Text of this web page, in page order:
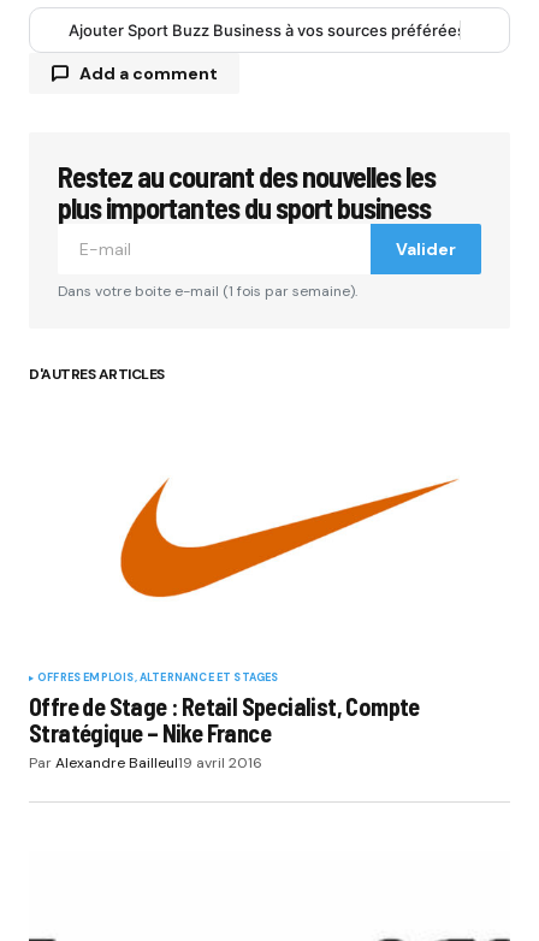
Ajouter Sport Buzz Business à vos sources préférées
Add a comment
Votre adresse e-mail ne sera pas publiée.Les
champs obligatoires sont indiqués avec*
Your E-mail
Submit Comment
Restez au courant des nouvelles les
plus importantes du sport business
Valider
Dans votre boite e-mail (1 fois par semaine).
D'AUTRES ARTICLES
OFFRES EMPLOIS, ALTERNANCE ET STAGES
Offre de Stage : Retail Specialist, Compte
Stratégique – Nike France
ParAlexandre Bailleul19 avril 2016